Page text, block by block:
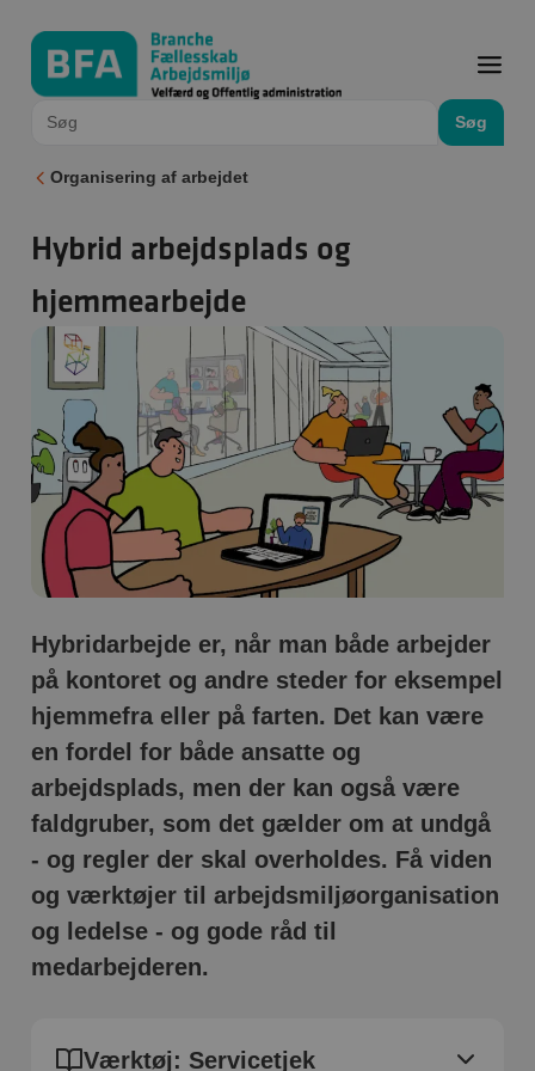
Søg
Organisering af arbejdet
Hybrid arbejdsplads og
hjemmearbejde
Hybridarbejde er, når man både arbejder
på kontoret og andre steder for eksempel
hjemmefra eller på farten. Det kan være
en fordel for både ansatte og
arbejdsplads, men der kan også være
faldgruber, som det gælder om at undgå
- og regler der skal overholdes. Få viden
og værktøjer til arbejdsmiljøorganisation
og ledelse - og gode råd til
medarbejderen.
Værktøj: Servicetjek